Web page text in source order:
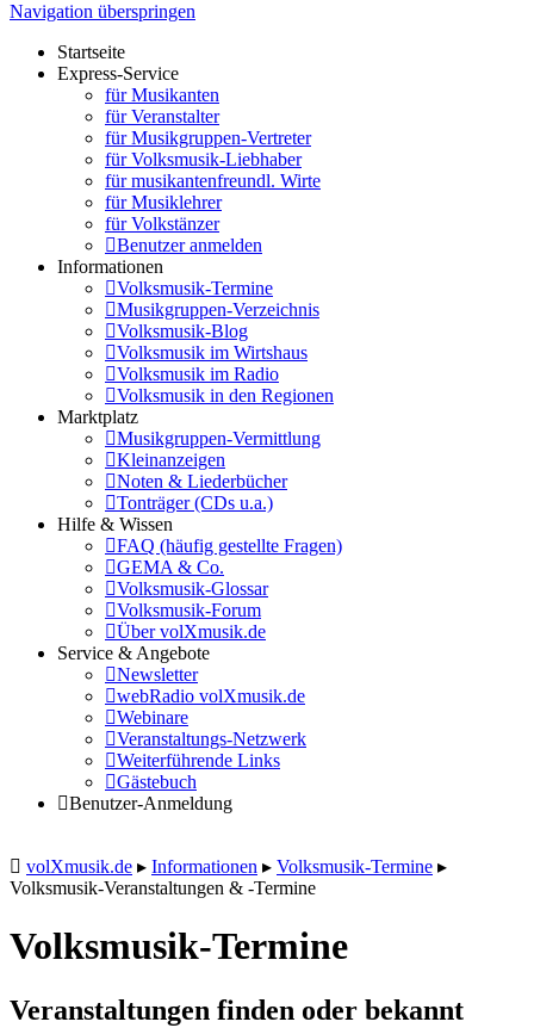
Navigation überspringen
Startseite
Express-Service
für Musikanten
für Veranstalter
für Musikgruppen-Vertreter
für Volksmusik-Liebhaber
für musikantenfreundl. Wirte
für Musiklehrer
für Volkstänzer
Benutzer anmelden
Informationen
Volksmusik-Termine
Musikgruppen-Verzeichnis
Volksmusik-Blog
Volksmusik im Wirtshaus
Volksmusik im Radio
Volksmusik in den Regionen
Marktplatz
Musikgruppen-Vermittlung
Kleinanzeigen
Noten & Liederbücher
Tonträger (CDs u.a.)
Hilfe & Wissen
FAQ (häufig gestellte Fragen)
GEMA & Co.
Volksmusik-Glossar
Volksmusik-Forum
Über volXmusik.de
Service & Angebote
Newsletter
webRadio volXmusik.de
Webinare
Veranstaltungs-Netzwerk
Weiterführende Links
Gästebuch
Benutzer-Anmeldung
volXmusik.de ▸ Informationen ▸ Volksmusik-Termine ▸
Volksmusik-Veranstaltungen & -Termine
Volksmusik-Termine
Veranstaltungen finden oder bekannt